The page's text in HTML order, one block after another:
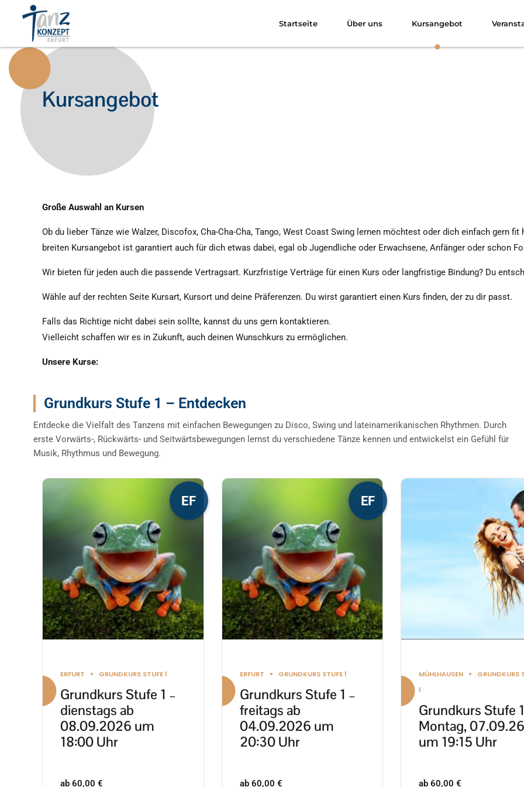
Startseite Über uns Kursangebot
Kursangebot
Große Auswahl an Kursen
Ob du lieber Tänze wie Walzer, Discofox, Cha-Cha-Cha, Tango, West Coast Swing lernen möchtest oder dich einfach gern
breiten Kursangebot ist garantiert auch für dich etwas dabei, egal ob Jugendliche oder Erwachsene, Anfänger oder schon
Wir bieten für jeden auch die passende Vertragsart. Kurzfristige Verträge für einen Kurs oder langfristige Bindung? Du
Wähle auf der rechten Seite Kursart, Kursort und deine Präferenzen. Du wirst garantiert einen Kurs finden, der zu dir passt.
Falls das Richtige nicht dabei sein sollte, kannst du uns gern kontaktieren.
Vielleicht schaffen wir es in Zukunft, auch deinen Wunschkurs zu ermöglichen.
Unsere Kurse:
Grundkurs Stufe 1 – Entdecken
Entdecke die Vielfalt des Tanzens mit einfachen Bewegungen zu Disco, Swing und lateinamerikanischen Rhythmen. Durch
erste Vorwärts-, Rückwärts- und Seitwärtsbewegungen lernst du verschiedene Tänze kennen und entwickelst ein Gefühl für
Musik, Rhythmus und Bewegung.
EF
ERFURT GRUNDKURS STUFE 1
Grundkurs Stufe 1 –
dienstags ab
08.09.2026 um
18:00 Uhr
ab 60,00 €
Varianten
Die
Optionen
können
auf
gewählt
werden
EF
ERFURT GRUNDKURS STUFE 1
Grundkurs Stufe 1 –
freitags ab
04.09.2026 um
20:30 Uhr
ab 60,00 €
Varianten
Die
Optionen
können
auf
gewählt
werden
MÜHLHAUSEN
GRUNDKURS
1
Grundkurs Stufe
Montag,
um 19:15 Uhr
ab60,00€
gewählt
werden